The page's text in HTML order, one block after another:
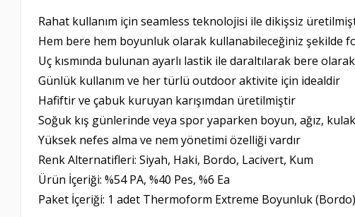
Rahat kullanım için seamless teknolojisi ile dikişsiz
Hem bere hem boyunluk olarak kullanabileceğiniz şekilde
Uç kısmında bulunan ayarlı lastik ile daraltılarak bere
Günlük kullanım ve her türlü outdoor aktivite için idealdir
Hafiftir ve çabuk kuruyan karışımdan üretilmiştir
Soğuk kış günlerinde veya spor yaparken boyun, ağız, kulak
Yüksek nefes alma ve nem yönetimi özelliği vardır
Renk Alternatifleri: Siyah, Haki, Bordo, Lacivert, Kum
Ürün İçeriği: %54 PA, %40 Pes, %6 Ea
Paket İçeriği: 1 adet Thermoform Extreme Boyunluk (Bordo)